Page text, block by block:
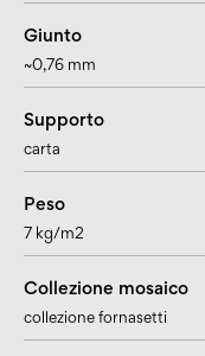
Giunto
~0,76 mm
Supporto
carta
Peso
7 kg/m2
Collezione mosaico
collezione fornasetti